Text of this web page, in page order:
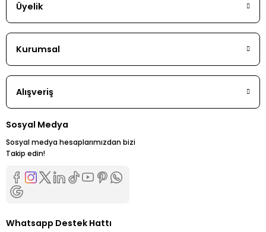
Üyelik
Kurumsal
Alışveriş
Sosyal Medya
Sosyal medya hesaplarımızdan bizi
Takip edin!
Whatsapp Destek Hattı